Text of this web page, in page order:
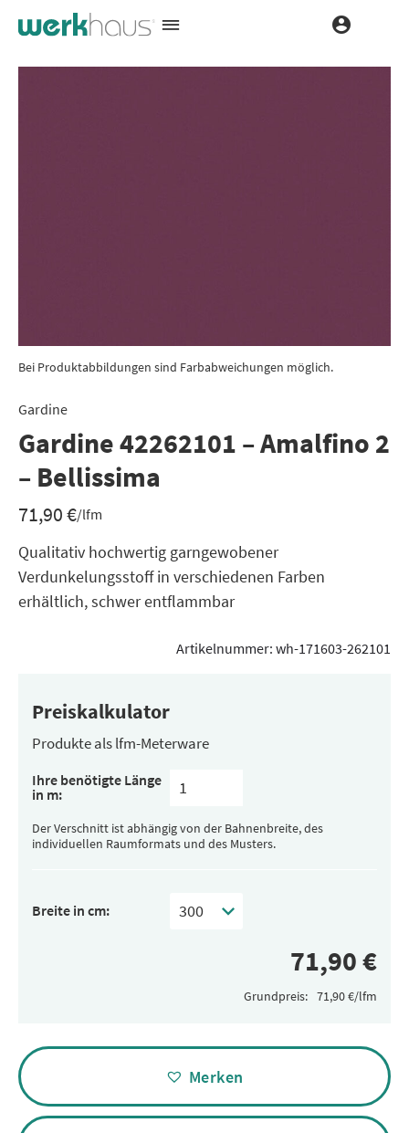
Bei Produktabbildungen sind Farbabweichungen möglich.
Gardine
Gardine 42262101 – Amalfino 2
– Bellissima
71,90€/lfm
Qualitativ hochwertig garngewobener
Verdunkelungsstoff in verschiedenen Farben
erhältlich, schwer entflammbar
Artikelnummer: wh-171603-262101
Preiskalkulator
Produkte als lfm-Meterware
Ihre benötigte Länge
in m:
Der Verschnitt ist abhängig von der Bahnenbreite, des
individuellen Raumformats und des Musters.
Breite in cm:
Grundpreis:
Alternative:
Merken